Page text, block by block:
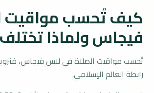
كيف تُحسب مواقيت
فيجاس ولماذا
رابطة العالم الإسلامي.